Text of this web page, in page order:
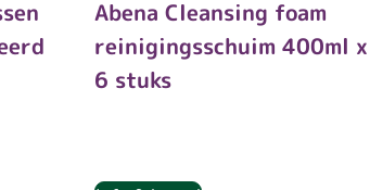
Abena Cleansing foam
reinigingsschuim 400ml x
6 stuks